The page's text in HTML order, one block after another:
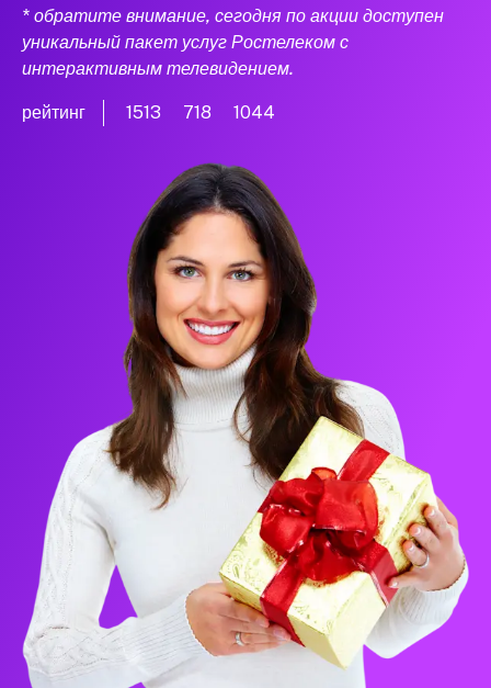
* обратите внимание, сегодня по акции доступен
уникальный пакет услуг Ростелеком с
интерактивным телевидением.
рейтинг 1513 718 1044